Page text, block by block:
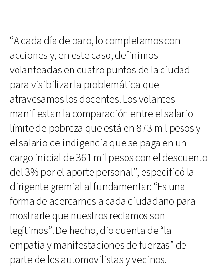
“A cada día de paro, lo completamos con
acciones y, en este caso, definimos
volanteadas en cuatro puntos de la ciudad
para visibilizar la problemática que
atravesamos los docentes. Los volantes
manifiestan la comparación entre el salario
límite de pobreza que está en 873 mil pesos y
el salario de indigencia que se paga en un
cargo inicial de 361 mil pesos con el descuento
del 3% por el aporte personal”, especificó la
dirigente gremial al fundamentar: “Es una
forma de acercarnos a cada ciudadano para
mostrarle que nuestros reclamos son
legítimos”. De hecho, dio cuenta de “la
empatía y manifestaciones de fuerzas” de
parte de los automovilistas y vecinos.